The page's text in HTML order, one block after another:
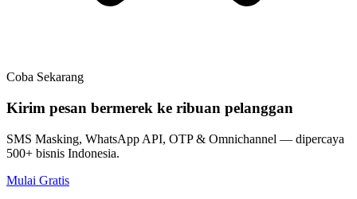
Coba Sekarang
Kirim pesan bermerek ke ribuan pelanggan
SMS Masking, WhatsApp API, OTP & Omnichannel — dipercaya
500+ bisnis Indonesia.
Mulai Gratis